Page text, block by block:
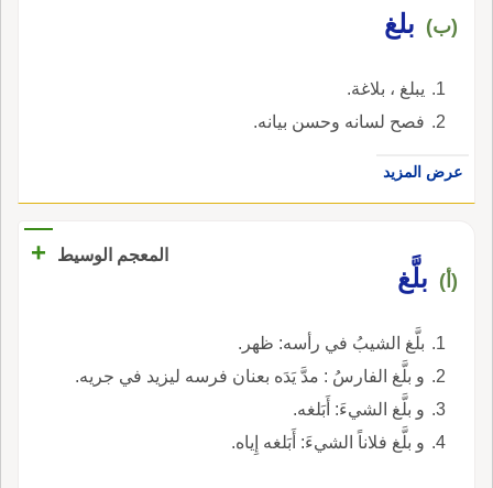
(ب) بلغ
يبلغ ، بلاغة.
فصح لسانه وحسن بيانه.
عرض المزيد
المعجم الوسيط +
(أ) بلَّغ
بلَّغ الشيبُ في رأسه: ظهر.
و بلَّغ الفارسُ : مدَّ يَدَه بعنان فرسه ليزيد في جريه.
و بلَّغ الشيءَ: أَبَلغه.
و بلَّغ فلاناً الشيءَ: أَبَلغه إِياه.